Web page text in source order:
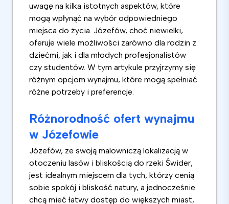
uwagę na kilka istotnych aspektów, które
mogą wpłynąć na wybór odpowiedniego
miejsca do życia. Józefów, choć niewielki,
oferuje wiele możliwości zarówno dla rodzin z
dziećmi, jak i dla młodych profesjonalistów
czy studentów. W tym artykule przyjrzymy się
różnym opcjom wynajmu, które mogą spełniać
różne potrzeby i preferencje.
Różnorodność ofert wynajmu
w Józefowie
Józefów, ze swoją malowniczą lokalizacją w
otoczeniu lasów i bliskością do rzeki Świder,
jest idealnym miejscem dla tych, którzy cenią
sobie spokój i bliskość natury, a jednocześnie
chcą mieć łatwy dostęp do większych miast,